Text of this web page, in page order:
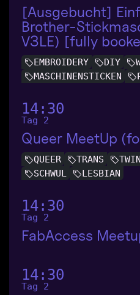
[Ausgebucht]
Brother-
V3LE) [fully
EMBROIDERY DIY
MASCHINENSTICKEN
14:30
Tag 2
Queer MeetUp
QUEER TRANS
SCHWUL
LESBIAN
14:30
Tag 2
FabAccess
14:30
Tag 2